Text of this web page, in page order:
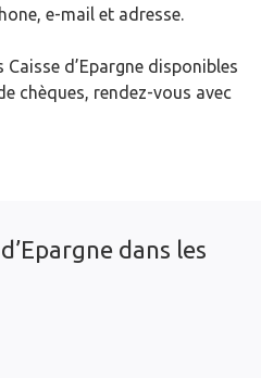
e-mail et adresse.
d’Epargne disponibles
chèques, rendez-vous avec
dans les